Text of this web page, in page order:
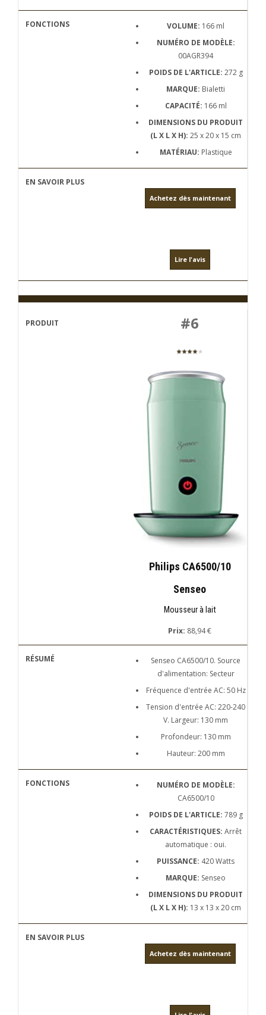
VOLUME: 166 ml
NUMÉRO DE MODÈLE:
00AGR394
POIDS DE L'ARTICLE: 272 g
MARQUE: Bialetti
CAPACITÉ: 166 ml
DIMENSIONS DU PRODUIT
(L X L X H): 25 x 20 x 15 cm
MATÉRIAU: Plastique
Achetez dès maintenant
Lire l'avis
#6
★★★★★
Philips CA6500/10
Senseo
Mousseur à lait
Prix: 88,94 €
Senseo CA6500/10. Source
d'alimentation: Secteur
Fréquence d'entrée AC: 50 Hz
Tension d'entrée AC: 220-240
V. Largeur: 130 mm
Profondeur: 130 mm
Hauteur: 200 mm
NUMÉRO DE MODÈLE:
CA6500/10
POIDS DE L'ARTICLE: 789 g
CARACTÉRISTIQUES: Arrêt
automatique : oui.
PUISSANCE: 420 Watts
MARQUE: Senseo
DIMENSIONS DU PRODUIT
(L X L X H): 13 x 13 x 20 cm
Achetez dès maintenant